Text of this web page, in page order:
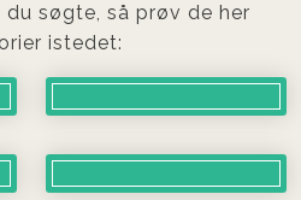
du søgte, så prøv de her
istedet: